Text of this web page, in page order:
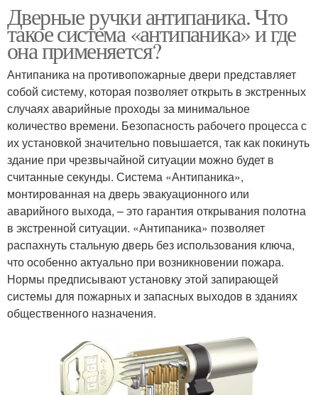
Дверные ручки антипаника. Что
такое система «антипаника» и где
она применяется?
Антипаника на противопожарные двери представляет
собой систему, которая позволяет открыть в экстренных
случаях аварийные проходы за минимальное
количество времени. Безопасность рабочего процесса с
их установкой значительно повышается, так как покинуть
здание при чрезвычайной ситуации можно будет в
считанные секунды. Система «Антипаника»,
монтированная на дверь эвакуационного или
аварийного выхода, – это гарантия открывания полотна
в экстренной ситуации. «Антипаника» позволяет
распахнуть стальную дверь без использования ключа,
что особенно актуально при возникновении пожара.
Нормы предписывают установку этой запирающей
системы для пожарных и запасных выходов в зданиях
общественного назначения.